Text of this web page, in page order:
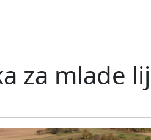
za mlade